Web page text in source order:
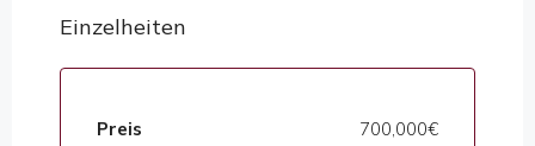
Einzelheiten
Preis 700,000€